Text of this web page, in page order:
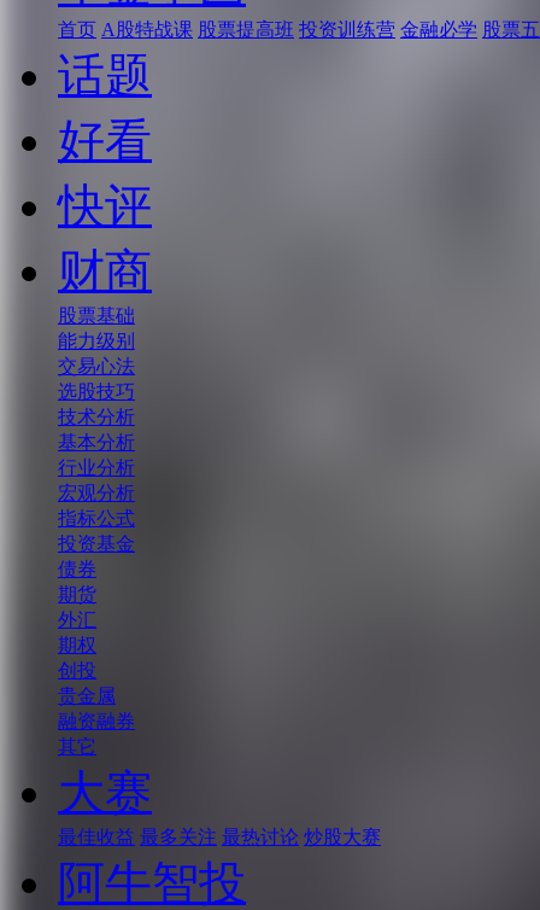
首页 A股特战课 股票提高班 投资训练营 金融必学 股票
话题
好看
快评
财商
股票基础
能力级别
交易心法
选股技巧
技术分析
基本分析
行业分析
宏观分析
指标公式
投资基金
债券
期货
外汇
期权
创投
贵金属
融资融券
其它
大赛
最佳收益 最多关注 最热讨论 炒股大赛
阿牛智投